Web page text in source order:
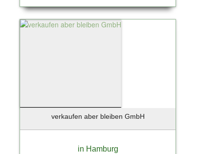
verkaufen aber bleiben GmbH
in Hamburg